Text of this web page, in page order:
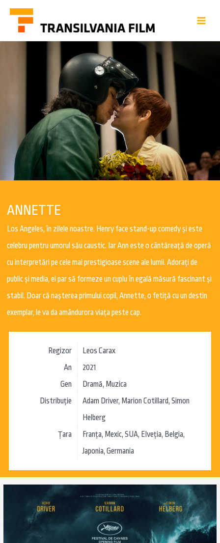
ANNETTE
Los Angeles, în zilele noastre. Henry face stand-up comedy şi este
celebru pentru umorul său caustic. Iar Ann este o cântăreaţă de operă
cu interpretări pe cele mai prestigioase scene ale lumii. Adoraţi de
public şi media, ei par să formeze un cuplu în egală măsură fascinant şi
stabil. Doar că naşterea primului copil, Annette, o fetiţă cu un destin
exemplar, le va da amândurora viaţa peste cap.
Regizor
Leos Carax
An
2021
Gen
Dramă, Muzica
Distribuție
Adam Driver, Marion Cotillard, Simon
Helberg
Țara
Franța, Mexic, SUA, Elveția, Belgia,
Japonia, Germania